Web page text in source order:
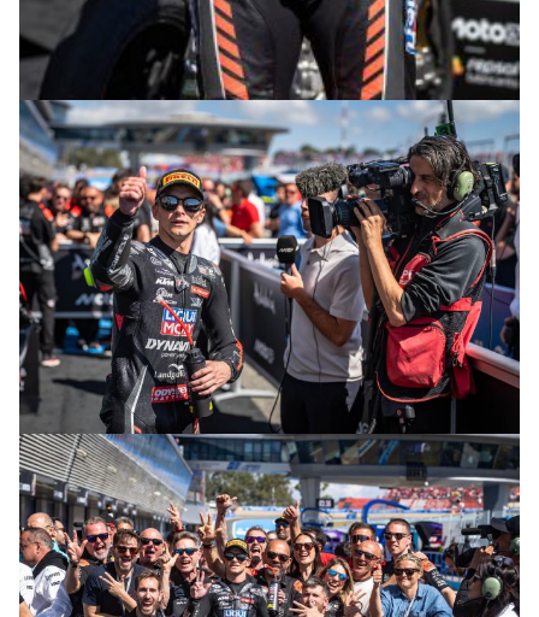
© intactGP
© intactGP